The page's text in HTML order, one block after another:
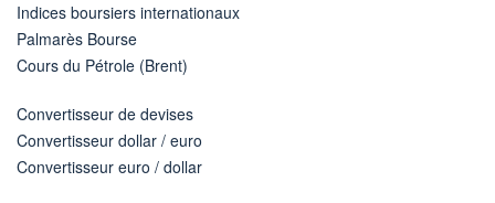
Indices boursiers internationaux
Palmarès Bourse
Cours du Pétrole (Brent)
Convertisseur de devises
Convertisseur dollar / euro
Convertisseur euro / dollar